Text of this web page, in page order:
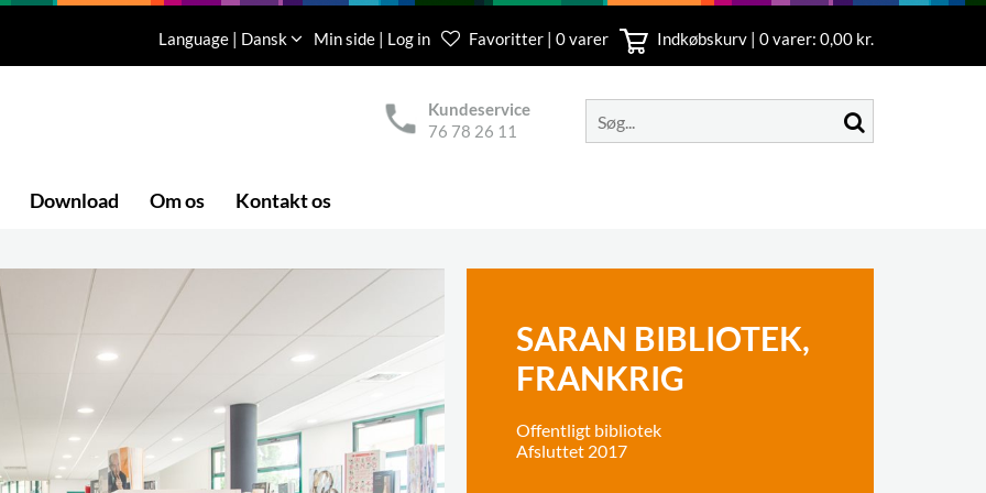
Language | Dansk Min side | Log in Favoritter | 0 varer Indkøbskurv | 0varer: 0,00 kr.
Kundeservice
76 78 26 11
Download Om os Kontakt os
SARAN BIBLIOTEK,
FRANKRIG
Offentligt bibliotek
Afsluttet 2017